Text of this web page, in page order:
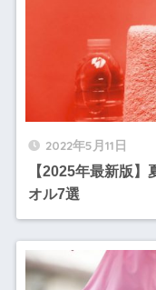
2022年5月11日
【2025年最新版
オル7選